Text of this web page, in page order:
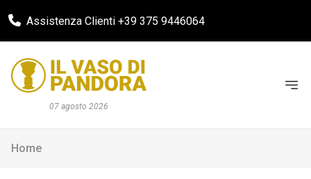
Assistenza Clienti +39 375 9446064
07 agosto 2026
Home